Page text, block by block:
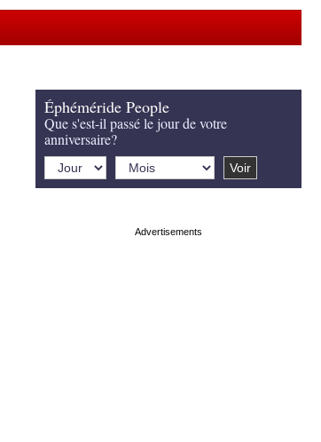
Éphéméride People
Que s'est-il passé le jour de votre
anniversaire?